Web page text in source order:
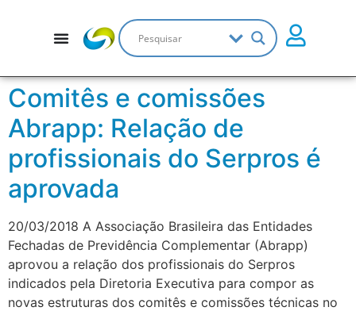
Comitês e comissões
Abrapp: Relação de
profissionais do Serpros é
aprovada
20/03/2018 A Associação Brasileira das Entidades
Fechadas de Previdência Complementar (Abrapp)
aprovou a relação dos profissionais do Serpros
indicados pela Diretoria Executiva para compor as
novas estruturas dos comitês e comissões técnicas no